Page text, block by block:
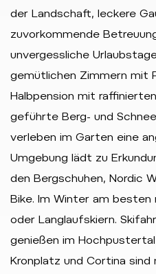
der Landschaft, leckere
zuvorkommende
unvergessliche
gemütlichen Zimmern mit
Halbpension mit
geführte Berg- und
verleben im Garten eine
Umgebung lädt zu
den Bergschuhen, Nordic
Bike. Im Winter am
oder Langlaufskiern.
genießen im
Kronplatz und Cortina